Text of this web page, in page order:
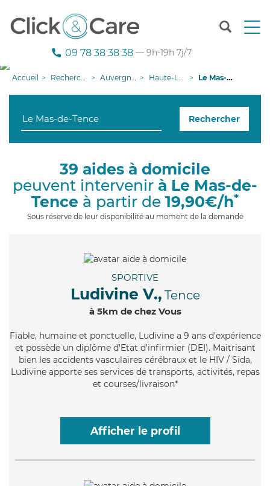
T
n
g
i
09 78 38 38 38 — 9h-19h 7j/7
Accueil Recherche aide à domicile Auvergne-Rhône-Alpes Haute-Loire Le Mas-de-Tence
Rechercher
39 aides à domicile
peuvent intervenir à Le Mas-de-
Tence à partir de 19,90€/h*
Sous réserve de leur disponibilité au moment de la demande
SPORTIVE
Ludivine V., Tence
à 5km de chez Vous
Fiable, humaine et ponctuelle, Ludivine a 9 ans d'expérience
et possède un diplôme d'Etat d'infirmier (DEI). Maitrisant
bien les accidents vasculaires cérébraux et le HIV / Sida,
Ludivine apporte ses services de transports, activités, repas
et courses/livraison*
Afficher le profil